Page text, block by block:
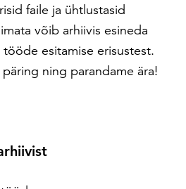
faile ja ühtlustasid
võib arhiivis esineda
esitamise erisustest.
ning parandame ära!